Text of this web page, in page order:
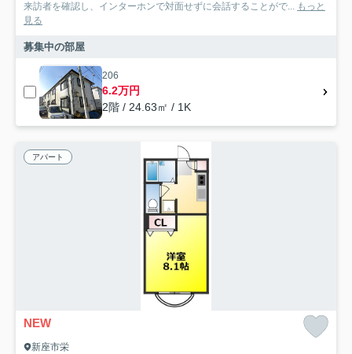
来訪者を確認し、インターホンで対面せずに会話することがで... もっと
見る
募集中の部屋
206
6.2万円
2階 / 24.63㎡ / 1K
アパート
NEW
新座市栄